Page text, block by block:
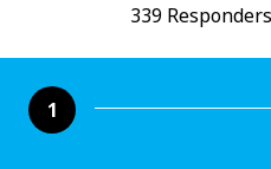
339
1